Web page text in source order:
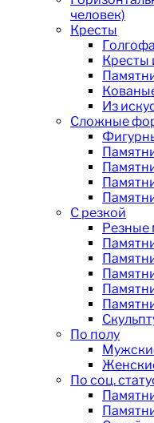
человек)
Кресты
Кресты
Из
Сложные
С резкой
Резные
По полу
По соц.